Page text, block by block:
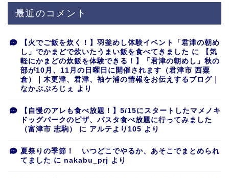
最近のコメント
【火でご飯を炊く！】羽釜めし体験イベント「君津の朝め
し」でかまどで炊いたうまい飯を食べてきました に
【気
軽にかまどの炊飯を体験できる！】「君津の朝めし」秋の
部が10月、11月の日曜日に開催されます（君津市 西粟
倉）｜木更津、君津、袖ケ浦の情報をお伝えするブログ｜
なかぶぷろじぇ
より
【自慢のアレも食べ放題！】5/15にスタートしたマメノキ
ドッグパークのピザ、パスタ食べ放題に行ってみました
（富津市 志駒）
に アルテより105 より
夏祭りの季節！ いつどこでやるか、あそこでまとめられ
てました に nakabu_prj より